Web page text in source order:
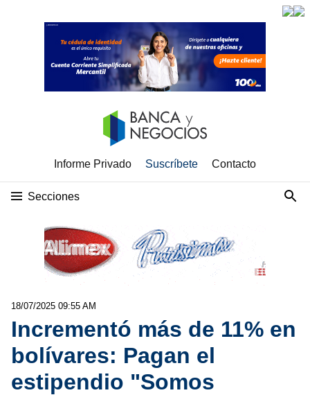
Informe Privado Suscríbete Contacto
Secciones
18/07/2025 09:55 AM
Incrementó más de 11% en
bolívares: Pagan el
estipendio "Somos